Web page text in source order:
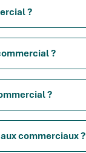
?
?
?
commerciaux ?